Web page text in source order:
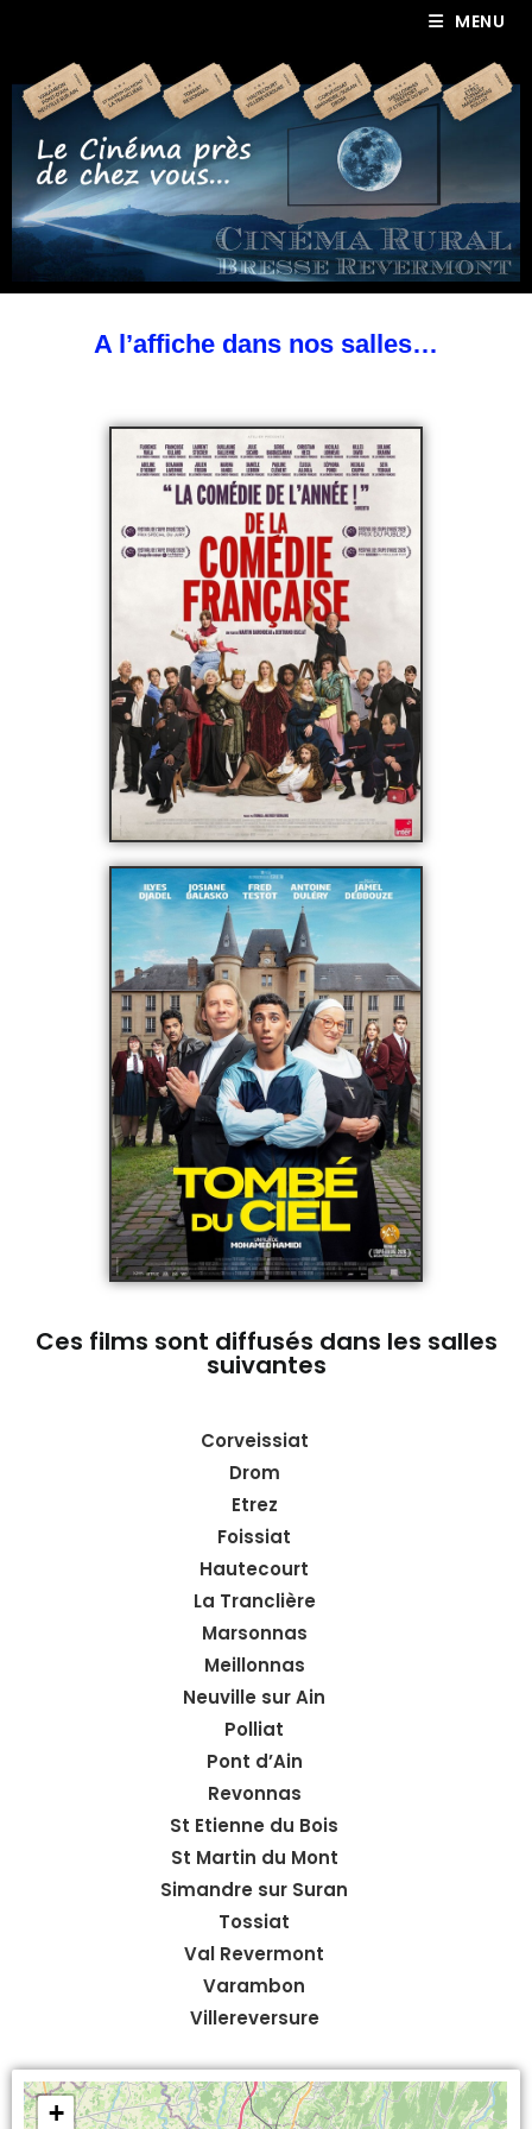
MENU
A l’affiche dans nos salles…
Ces films sont diffusés dans les salles
suivantes
Corveissiat
Drom
Etrez
Foissiat
Hautecourt
La Tranclière
Marsonnas
Meillonnas
Neuville sur Ain
Polliat
Pont d’Ain
Revonnas
St Etienne du Bois
St Martin du Mont
Simandre sur Suran
Tossiat
Val Revermont
Varambon
Villereversure
+